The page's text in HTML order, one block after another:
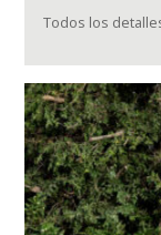
Todos los